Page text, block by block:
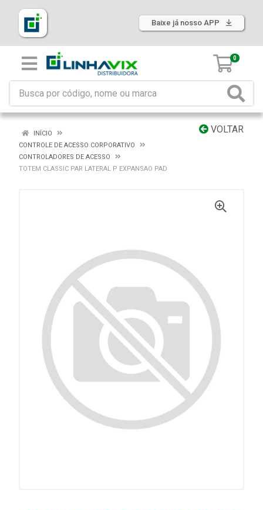
Baixe já nosso APP
0
VOLTAR
INÍCIO
CONTROLE DE ACESSO CORPORATIVO
CONTROLADORES DE ACESSO
TOTEM CLASSIC PAR LATERAL P EXPANSAO PAD